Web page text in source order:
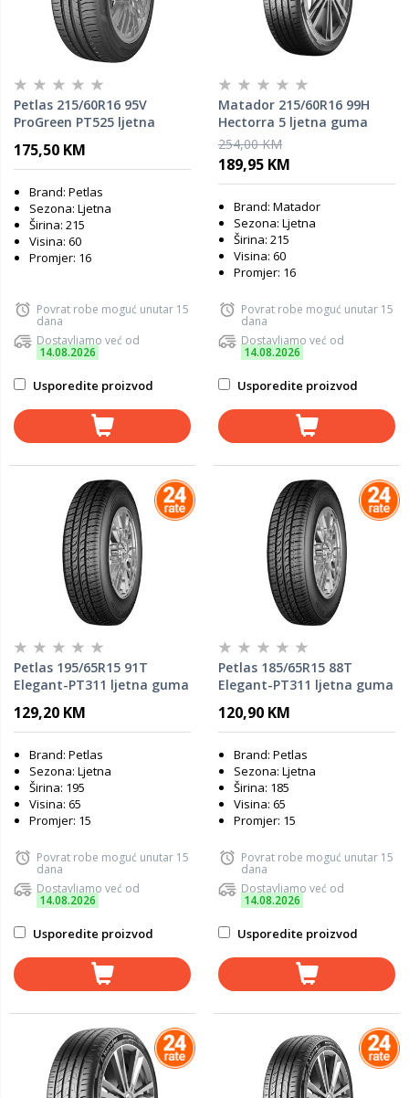
Petlas 215/60R16 95V
ProGreen PT525 ljetna
175,50 KM
Brand: Petlas
Sezona: Ljetna
Širina: 215
Visina: 60
Promjer: 16
Povrat robe moguć unutar 15
dana
Dostavljamo već od
14.08.2026
Usporedite proizvod
Matador 215/60R16 99H
Hectorra 5 ljetna guma
254,00 KM
189,95 KM
Brand: Matador
Sezona: Ljetna
Širina: 215
Visina: 60
Promjer: 16
Povrat robe moguć unutar 15
dana
Dostavljamo već od
14.08.2026
Usporedite proizvod
Petlas 195/65R15 91T
Elegant-PT311 ljetna guma
129,20 KM
Brand: Petlas
Sezona: Ljetna
Širina: 195
Visina: 65
Promjer: 15
Povrat robe moguć unutar 15
dana
Dostavljamo već od
14.08.2026
Usporedite proizvod
Petlas 185/65R15 88T
Elegant-PT311 ljetna guma
120,90 KM
Brand: Petlas
Sezona: Ljetna
Širina: 185
Visina: 65
Promjer: 15
Povrat robe moguć unutar 15
dana
Dostavljamo već od
14.08.2026
Usporedite proizvod